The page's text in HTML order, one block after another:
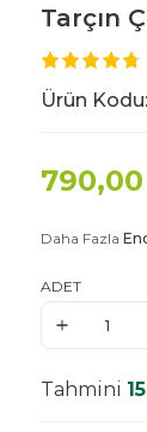
Tarçın
Ürün Kodu:
790,00
Daha Fazla
ADET
Tahmini